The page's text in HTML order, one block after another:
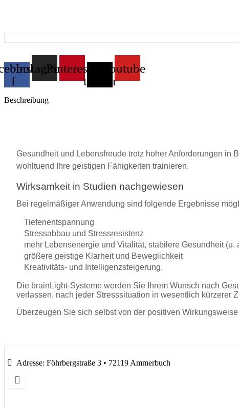
f
InstagramPinterest
twitter
Youtube
Beschreibung
Gesundheit und Lebensfreude trotz hoher Anforderungen in
wohltuend Ihre geistigen Fähigkeiten trainieren.
Wirksamkeit in Studien nachgewiesen
Bei regelmäßiger Anwendung sind folgende Ergebnisse
Tiefenentspannung
Stressabbau und Stressresistenz
mehr Lebensenergie und Vitalität, stabilere Gesundheit
größere geistige Klarheit und Beweglichkeit
Kreativitäts- und Intelligenzsteigerung.
Die brainLight-Systeme werden Sie Ihrem Wunsch nach
verlassen, nach jeder Stresssituation in wesentlich kürzerer
Überzeugen Sie sich selbst von der positiven
Adresse: Föhrbergstraße 3 • 72119 Ammerbuch